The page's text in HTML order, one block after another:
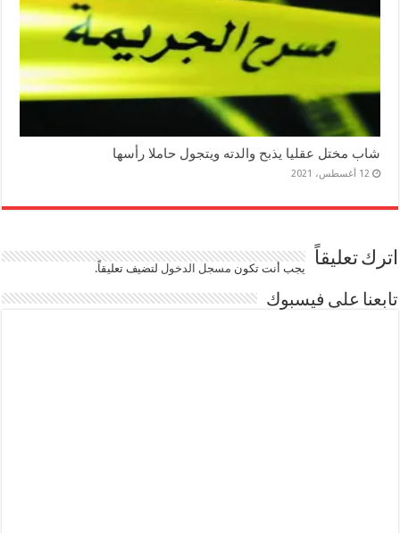
شاب مختل عقليا يذبح والدته ويتجول حاملا رأسها
12 أغسطس، 2021
اترك تعليقاً يجب أنت تكون مسجل الدخوللتضيف تعليقاً.
تابعنا على فيسبوك